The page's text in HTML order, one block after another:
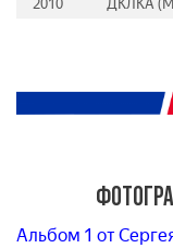
2010
ДКЛКА
Альбом 1 от